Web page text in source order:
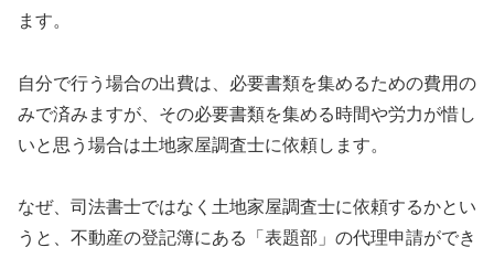
ます。
自分で行う場合の出費は、必要書類を集めるための費用の
みで済みますが、その必要書類を集める時間や労力が惜し
いと思う場合は土地家屋調査士に依頼します。
なぜ、司法書士ではなく土地家屋調査士に依頼するかとい
うと、不動産の登記簿にある「表題部」の代理申請ができ